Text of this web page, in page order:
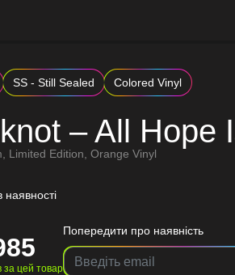
SS - Still Sealed Colored Vinyl
– All Hope
Limited Edition, Orange Vinyl
за цей товар
Попередити про наявність